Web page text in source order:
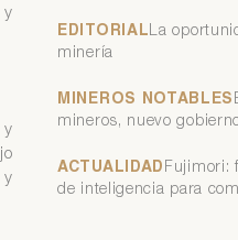
y
y
y
EDITORIAL La
minería
MINEROS NOTABLES
mineros, nuevo
ACTUALIDAD Fujimori:
de inteligencia para